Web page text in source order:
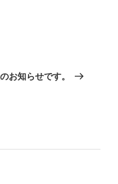
お知らせです。